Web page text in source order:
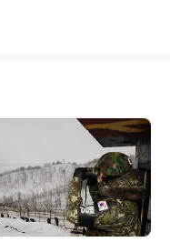
을 위해 제2의 이만섭이
목은 "청와대는 일부가 장